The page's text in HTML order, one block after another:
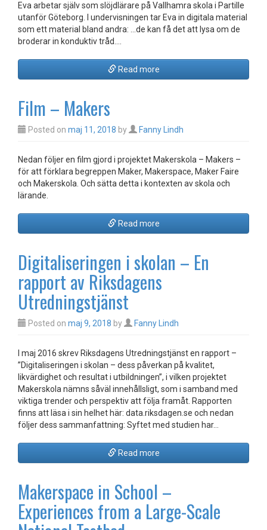
Eva arbetar själv som slöjdlärare på Vallhamra skola i Partille
utanför Göteborg. I undervisningen tar Eva in digitala material
som ett material bland andra: …de kan få det att lysa om de
broderar in konduktiv tråd.…
Read more
Film – Makers
Posted on maj 11, 2018 by Fanny Lindh
Nedan följer en film gjord i projektet Makerskola – Makers –
för att förklara begreppen Maker, Makerspace, Maker Faire
och Makerskola. Och sätta detta i kontexten av skola och
lärande.
Read more
Digitaliseringen i skolan – En
rapport av Riksdagens
Utredningstjänst
Posted on maj 9, 2018 by Fanny Lindh
I maj 2016 skrev Riksdagens Utredningstjänst en rapport –
”Digitaliseringen i skolan – dess påverkan på kvalitet,
likvärdighet och resultat i utbildningen”, i vilken projektet
Makerskola nämns såväl innehållsligt, som i samband med
viktiga trender och perspektiv att följa framåt. Rapporten
finns att läsa i sin helhet här: data.riksdagen.se och nedan
följer dess sammanfattning: Syftet med studien har…
Read more
Makerspace in School –
Experiences from a Large-Scale